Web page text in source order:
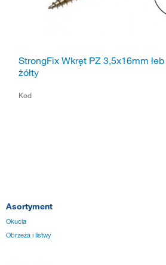
StrongFix Wkręt PZ 3,5x16mm
żółty
Kod
Asortyment
Okucia
Obrzeża i listwy